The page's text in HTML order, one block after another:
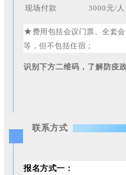
现场付款
3000元/人
★费用包括会议门票、全套
等，但不包括住宿；
识别下方二维码，了解防疫
联系方式
报名方式一：